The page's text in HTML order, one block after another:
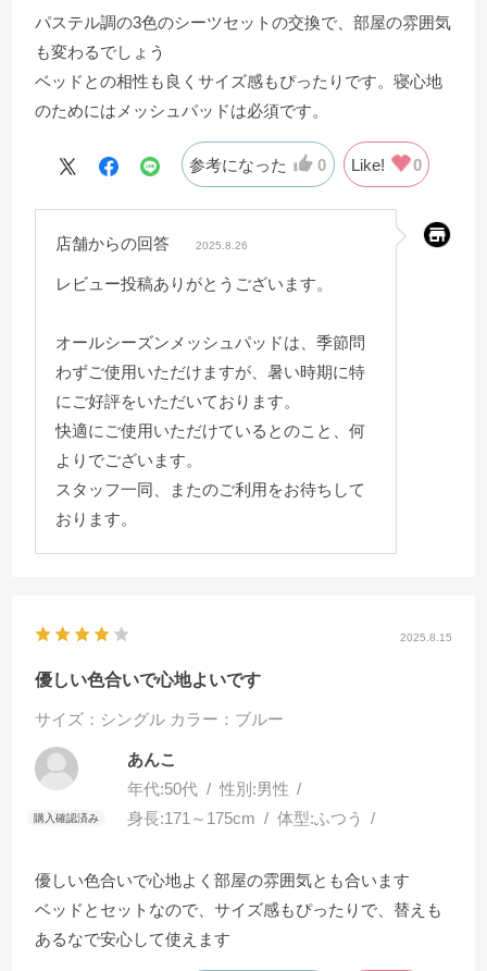
パステル調の3色のシーツセットの交換で、部屋の雰囲気
も変わるでしょう
ベッドとの相性も良くサイズ感もぴったりです。寝心地
のためにはメッシュパッドは必須です。
参考になった 0 Like! 0
店舗からの回答 2025.8.26
レビュー投稿ありがとうございます。
オールシーズンメッシュパッドは、季節問
わずご使用いただけますが、暑い時期に特
にご好評をいただいております。
快適にご使用いただけているとのこと、何
よりでございます。
スタッフ一同、またのご利用をお待ちして
おります。
2025.8.15
優しい色合いで心地よいです
サイズ：シングル カラー：ブルー
あんこ
年代:50代 性別:男性
身長:171～175cm 体型:ふつう
優しい色合いで心地よく部屋の雰囲気とも合います
ベッドとセットなので、サイズ感もぴったりで、替えも
あるなで安心して使えます